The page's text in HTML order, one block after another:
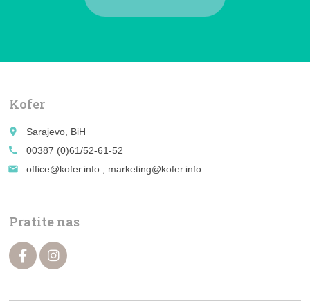
Kofer
place
Sarajevo, BiH
call
00387 (0)61/52-61-52
email
office@kofer.info , marketing@kofer.info
Pratite nas